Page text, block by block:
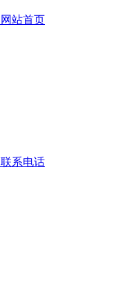
网站首页
联系电话